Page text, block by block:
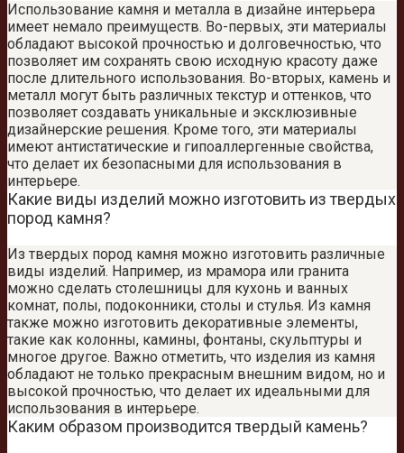
Использование камня и металла в дизайне интерьера
имеет немало преимуществ. Во-первых, эти материалы
обладают высокой прочностью и долговечностью, что
позволяет им сохранять свою исходную красоту даже
после длительного использования. Во-вторых, камень и
металл могут быть различных текстур и оттенков, что
позволяет создавать уникальные и эксклюзивные
дизайнерские решения. Кроме того, эти материалы
имеют антистатические и гипоаллергенные свойства,
что делает их безопасными для использования в
интерьере.
Какие виды изделий можно изготовить из твердых
пород камня?
Из твердых пород камня можно изготовить различные
виды изделий. Например, из мрамора или гранита
можно сделать столешницы для кухонь и ванных
комнат, полы, подоконники, столы и стулья. Из камня
также можно изготовить декоративные элементы,
такие как колонны, камины, фонтаны, скульптуры и
многое другое. Важно отметить, что изделия из камня
обладают не только прекрасным внешним видом, но и
высокой прочностью, что делает их идеальными для
использования в интерьере.
Каким образом производится твердый камень?